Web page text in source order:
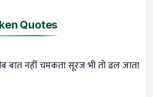
Quotes
बात नहीं चमकता सूरज भी तो ढल जाता